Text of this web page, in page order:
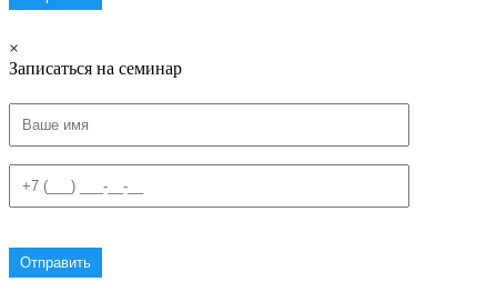
×
Записаться на семинар